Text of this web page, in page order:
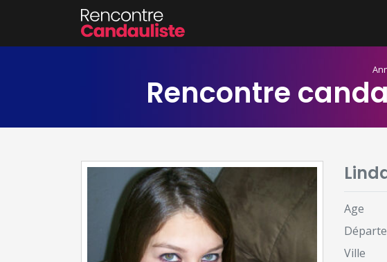
Rencontre
Age
Ville